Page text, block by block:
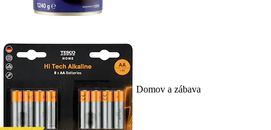
Domov a zábava